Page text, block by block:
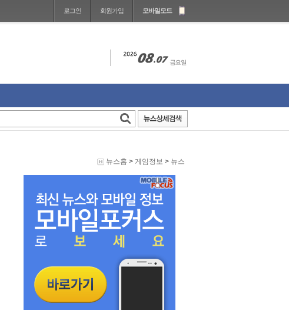
로그인 회원가입 모바일모드
뉴스홈 > 게임정보 > 뉴스